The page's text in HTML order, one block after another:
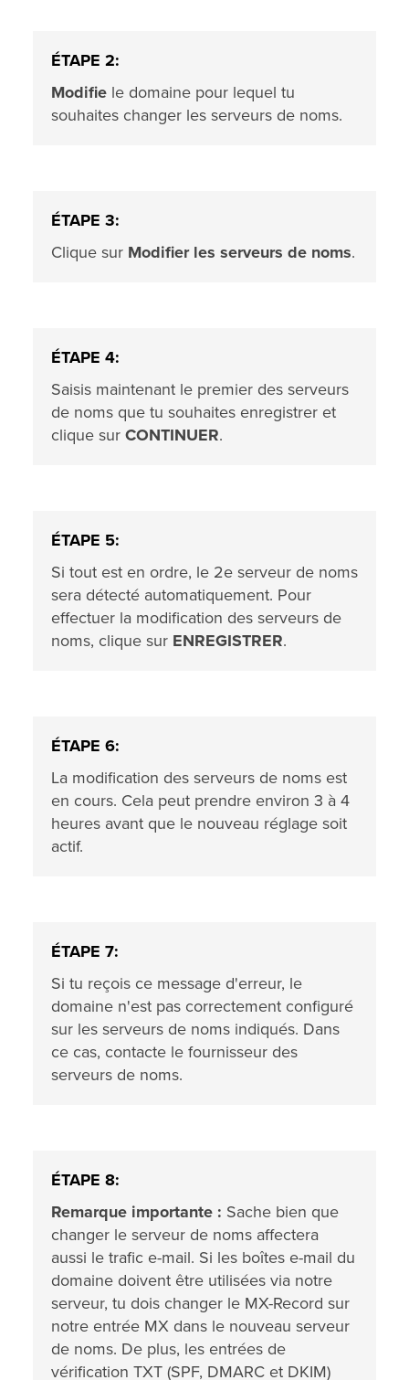
ÉTAPE 2:
Modifie le domaine pour lequel tu
souhaites changer les serveurs de noms.
ÉTAPE 3:
Clique sur Modifier les serveurs de noms.
ÉTAPE 4:
Saisis maintenant le premier des serveurs
de noms que tu souhaites enregistrer et
clique sur CONTINUER.
ÉTAPE 5:
Si tout est en ordre, le 2e serveur de noms
sera détecté automatiquement. Pour
effectuer la modification des serveurs de
noms, clique sur ENREGISTRER.
ÉTAPE 6:
La modification des serveurs de noms est
en cours. Cela peut prendre environ 3 à 4
heures avant que le nouveau réglage soit
actif.
ÉTAPE 7:
Si tu reçois ce message d'erreur, le
domaine n'est pas correctement configuré
sur les serveurs de noms indiqués. Dans
ce cas, contacte le fournisseur des
serveurs de noms.
ÉTAPE 8:
Remarque importante : Sache bien que
changer le serveur de noms affectera
aussi le trafic e-mail. Si les boîtes e-mail du
domaine doivent être utilisées via notre
serveur, tu dois changer le MX-Record sur
notre entrée MX dans le nouveau serveur
de noms. De plus, les entrées de
vérification TXT (SPF, DMARC et DKIM)